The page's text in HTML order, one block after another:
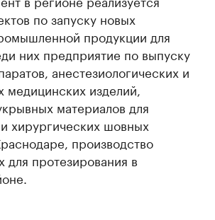
по запуску новых
продукции для
них предприятие по выпуску
анестезиологических и
изделий,
материалов для
хирургических шовных
производство
для протезирования в